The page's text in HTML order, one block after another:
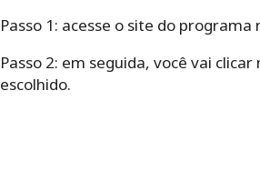
Passo 1: acesse o site do
Passo 2: em seguida, você vai
escolhido.